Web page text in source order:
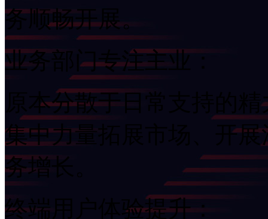
务顺畅开展。
业务部门专注主业：
原本分散于日常支持的精
集中力量拓展市场、开展
务增长。
终端用户体验提升：